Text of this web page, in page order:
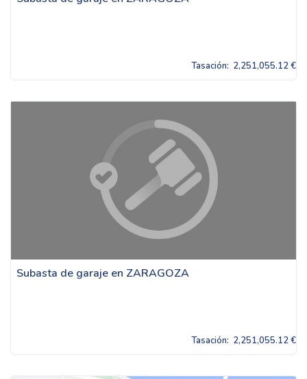
Tasación: 2,251,055.12 €
Subasta de garaje en ZARAGOZA
Tasación: 2,251,055.12 €